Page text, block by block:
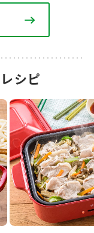
シピ